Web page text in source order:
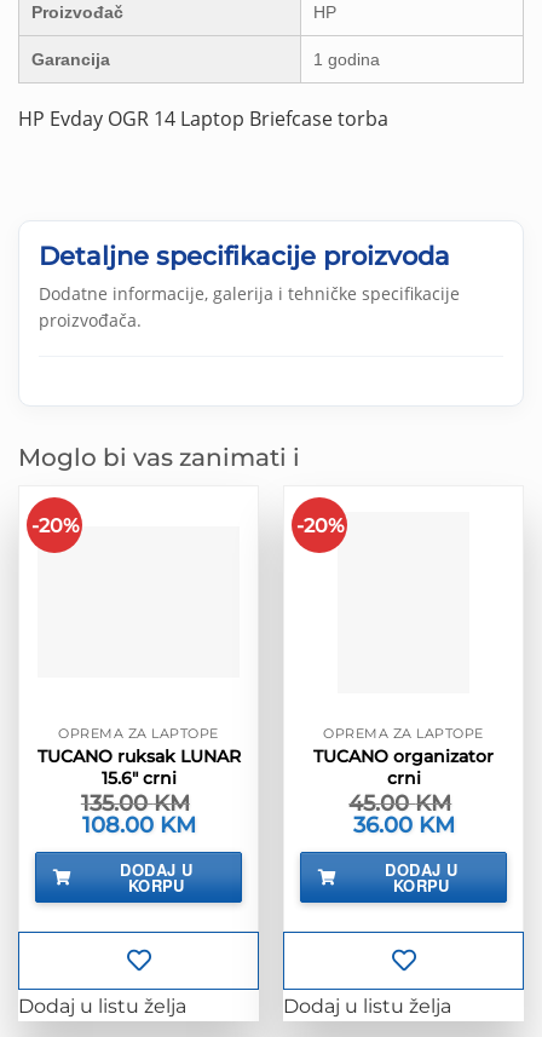
Proizvođač HP
Garancija 1 godina
HP Evday OGR 14 Laptop Briefcase torba
Detaljne specifikacije proizvoda
Dodatne informacije, galerija i tehničke specifikacije
proizvođača.
Moglo bi vas zanimati i
-20%
OPREMA ZA LAPTOPE
TUCANO ruksak LUNAR
15.6″ crni
135.00KM
Izvorna
cijena
bila
135.00 KM.
108.00 KM
je:
DODAJ U
KORPU
Dodaj u listu želja
-20%
OPREMA ZA LAPTOPE
TUCANO organizator
crni
45.00KM
Izvorna
cijena
bila
45.00 KM.
36.00 KM
je:
36.00 KM.
DODAJ U
KORPU
Dodaj u listu želja